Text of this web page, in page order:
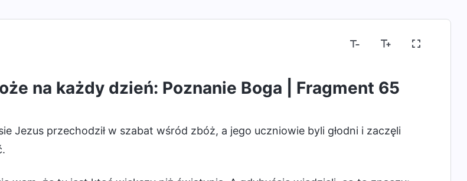
na każdy dzień: Poznanie Boga | Fragment 65
Jezus przechodził w szabat wśród zbóż, a jego uczniowie byli głodni i zaczęli